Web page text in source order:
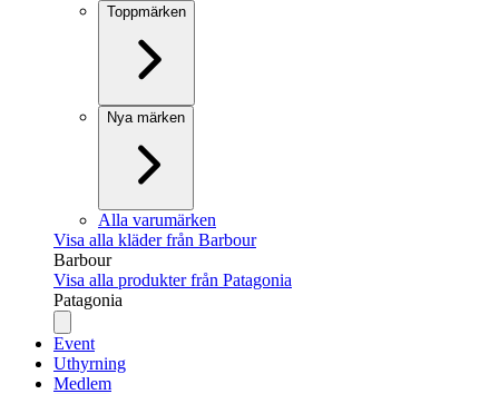
Toppmärken
Nya märken
Alla varumärken
Visa alla kläder från Barbour
Barbour
Visa alla produkter från Patagonia
Patagonia
Event
Uthyrning
Medlem